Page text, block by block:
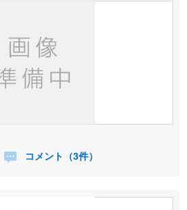
コメント（3件）